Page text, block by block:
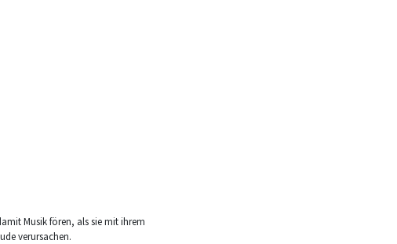
Musik fören, als sie mit ihrem
verursachen.